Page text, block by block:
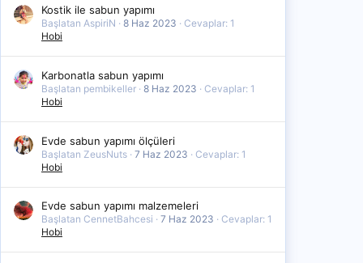
Kostik ile sabun yapımı
Başlatan AspiriN 8 Haz 2023
Cevaplar: 1
Hobi
Karbonatla sabun yapımı
Başlatan pembikeller 8 Haz 2023
Cevaplar: 1
Hobi
Evde sabun yapımı ölçüleri
Başlatan ZeusNuts 7 Haz 2023
Cevaplar: 1
Hobi
Evde sabun yapımı malzemeleri
Başlatan CennetBahcesi 7 Haz 2023
Cevaplar: 1
Hobi